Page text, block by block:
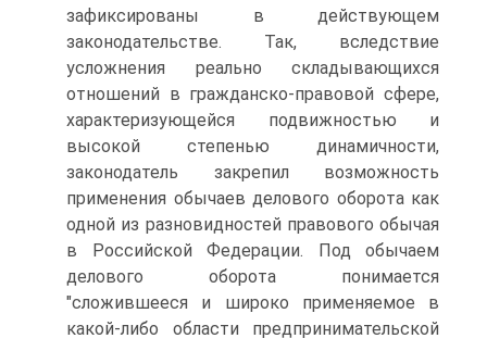
зафиксированы в действующем
законодательстве. Так, вследствие
усложнения реально складывающихся
отношений в гражданско-правовой сфере,
характеризующейся подвижностью и
высокой степенью динамичности,
законодатель закрепил возможность
применения обычаев делового оборота как
одной из разновидностей правового обычая
в Российской Федерации. Под обычаем
делового оборота понимается
"сложившееся и широко применяемое в
какой-либо области предпринимательской